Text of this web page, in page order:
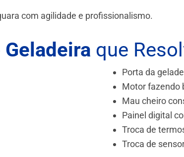
com agilidade e profissionalismo.
que
Porta da
Motor fazendo
Mau cheiro
Painel digital
Troca de
Troca de